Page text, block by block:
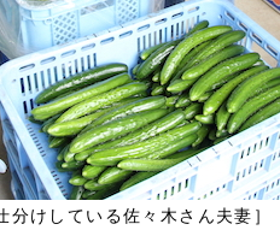
分けしている佐々木さん夫妻］